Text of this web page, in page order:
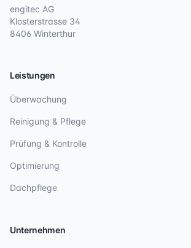
engitec AG
Klosterstrasse 34
8406 Winterthur
Leistungen
Überwachung
Reinigung & Pflege
Prüfung & Kontrolle
Optimierung
Dachpflege
Unternehmen